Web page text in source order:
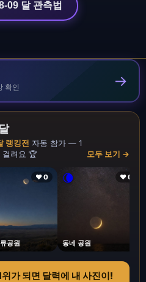
09 달 관측법
확인 →
랭킹전 자동 참가 — 1
걸려요 🏆
모두 보기 →
❤ 0
공원
🌘 ❤ 0
동네 공원
가 되면 달력에 내 사진이!